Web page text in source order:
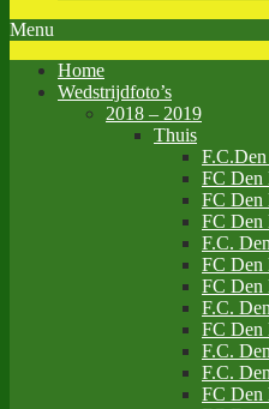
Menu
Home
Wedstrijdfoto’s
2018 – 2019
Thuis
FC Den
FC Den
FC Den
F.C.
FC Den
FC Den
F.C.
FC
F.C.
F.C.
FC Den